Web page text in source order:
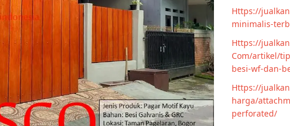
Https://
minimalis-
Https://
Com/artikel/
besi-wf-dan-
Https://
harga/
perforated/